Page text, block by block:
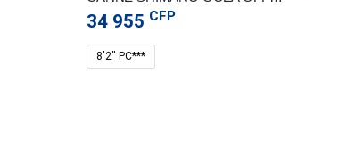
34 955 CFP
8'2'' PC***